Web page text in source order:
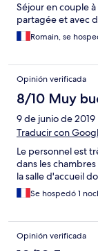
Séjour en couple
partagée et avec
Romain, se
Opinión verificada
8/10 Muy
9 de junio de 2019
Traducir con
Le personnel est
dans les
la salle d'accueil
Se hospedó 1
Opinión verificada